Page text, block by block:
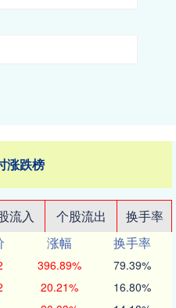
涨跌榜
流入 个股流出
换手率
涨幅
换手率
396.89% 79.39%
20.21% 16.80%